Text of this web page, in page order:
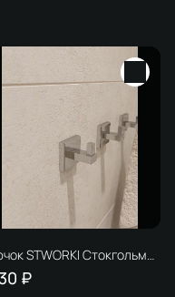
STWORKI Стокгольм
глянцевый хром,
₽